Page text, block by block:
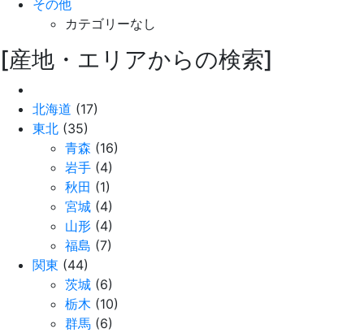
その他
カテゴリーなし
[産地・エリアからの検索]
北海道 (17)
東北 (35)
青森 (16)
岩手 (4)
秋田 (1)
宮城 (4)
山形 (4)
福島 (7)
関東 (44)
茨城 (6)
栃木 (10)
群馬 (6)